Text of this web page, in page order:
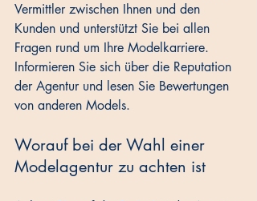
Vermittler zwischen Ihnen und den
Kunden und unterstützt Sie bei allen
Fragen rund um Ihre Modelkarriere.
Informieren Sie sich über die Reputation
der Agentur und lesen Sie Bewertungen
von anderen Models.
Worauf bei der Wahl einer
Modelagentur zu achten ist